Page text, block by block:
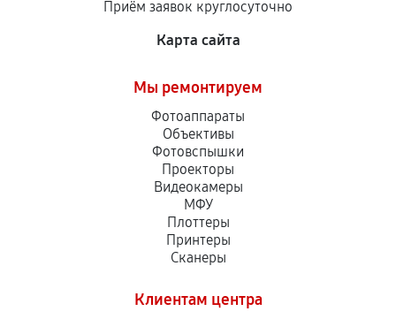
Приём заявок круглосуточно
Карта сайта
Мы ремонтируем
Фотоаппараты
Объективы
Фотовспышки
Проекторы
Видеокамеры
МФУ
Плоттеры
Принтеры
Сканеры
Клиентам центра